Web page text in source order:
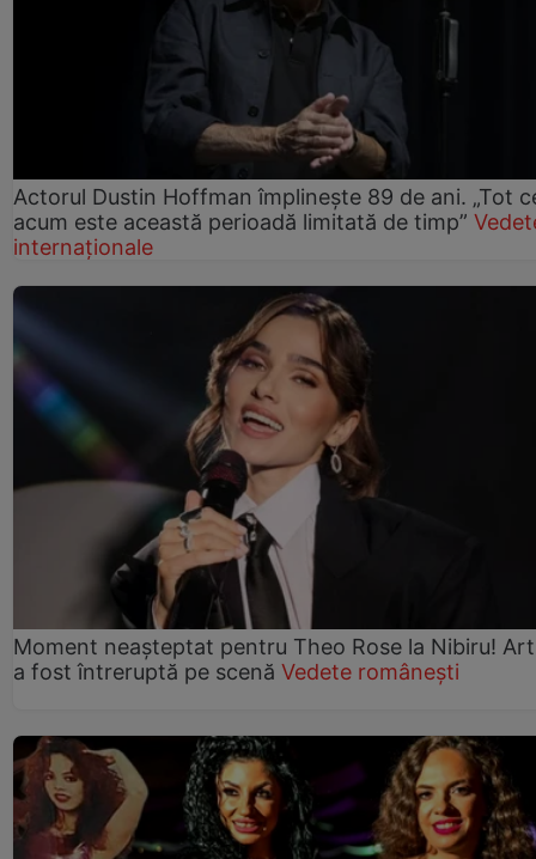
Actorul Dustin Hoffman împlinește 89 de ani. „Tot
acum este această perioadă limitată de timp”
internaționale
Moment neașteptat pentru Theo Rose la Nibiru!
a fost întreruptă pe scenă Vedete românești